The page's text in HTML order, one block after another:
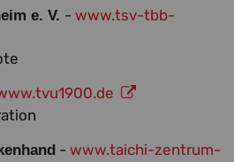
e. V. - www.tsv-tbb-
- www.taichi-zentrum-